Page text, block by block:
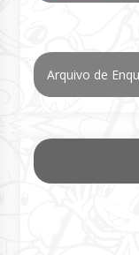
Arquivo de